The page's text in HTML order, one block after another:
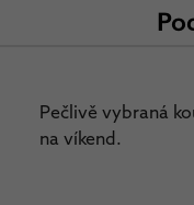
Pečlivě vybraná
na víkend.